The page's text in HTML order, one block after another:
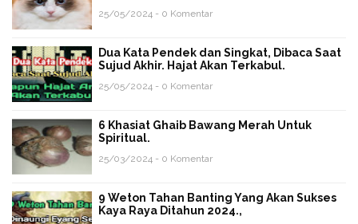
25/05/2024 - 0 Komentar
Dua Kata Pendek dan Singkat, Dibaca Saat
Sujud Akhir. Hajat Akan Terkabul.
25/05/2024 - 0 Komentar
6 Khasiat Ghaib Bawang Merah Untuk
Spiritual.
25/03/2024 - 0 Komentar
9 Weton Tahan Banting Yang Akan Sukses
Kaya Raya Ditahun 2024.,